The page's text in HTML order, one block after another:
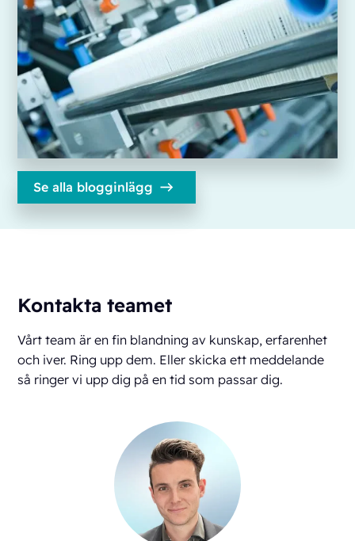
Se alla blogginlägg
Kontakta teamet
Vårt team är en fin blandning av kunskap, erfarenhet
och iver. Ring upp dem. Eller skicka ett meddelande
så ringer vi upp dig på en tid som passar dig.